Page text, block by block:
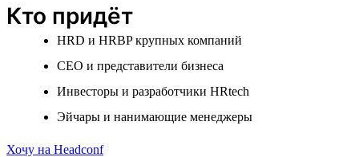
Кто придёт
HRD и HRBP крупных компаний
СЕО и представители бизнеса
Инвесторы и разработчики HRtech
Эйчары и нанимающие менеджеры
Хочу на Headconf